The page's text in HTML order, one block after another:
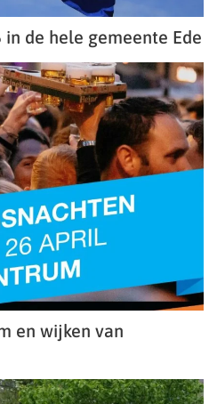
in de hele gemeente Ede
en wijken van